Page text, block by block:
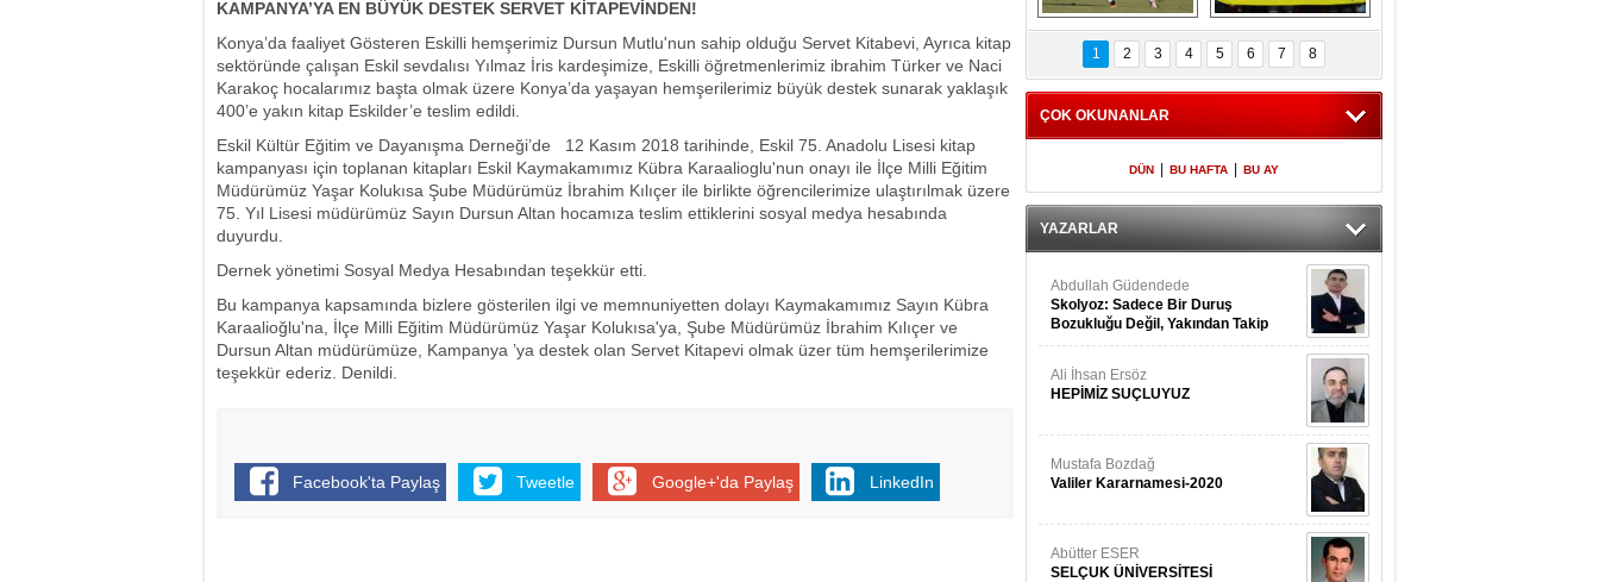
KAMPANYA’YA EN BÜYÜK DESTEK SERVET KİTAPEVİNDEN!
Konya’da faaliyet Gösteren Eskilli hemşerimiz Dursun Mutlu'nun sahip olduğu Servet Kitabevi, Ayrıca kitap
sektöründe çalışan Eskil sevdalısı Yılmaz İris kardeşimize, Eskilli öğretmenlerimiz ibrahim Türker ve Naci
Karakoç hocalarımız başta olmak üzere Konya’da yaşayan hemşerilerimiz büyük destek sunarak yaklaşık
400’e yakın kitap Eskilder’e teslim edildi.
Eskil Kültür Eğitim ve Dayanışma Derneği’de 12 Kasım 2018 tarihinde, Eskil 75. Anadolu Lisesi kitap
kampanyası için toplanan kitapları Eskil Kaymakamımız Kübra Karaalioglu'nun onayı ile İlçe Milli Eğitim
Müdürümüz Yaşar Kolukısa Şube Müdürümüz İbrahim Kılıçer ile birlikte öğrencilerimize ulaştırılmak üzere
75. Yıl Lisesi müdürümüz Sayın Dursun Altan hocamıza teslim ettiklerini sosyal medya hesabında
duyurdu.
Dernek yönetimi Sosyal Medya Hesabından teşekkür etti.
Bu kampanya kapsamında bizlere gösterilen ilgi ve memnuniyetten dolayı Kaymakamımız Sayın Kübra
Karaalioğlu'na, İlçe Milli Eğitim Müdürümüz Yaşar Kolukısa'ya, Şube Müdürümüz İbrahim Kılıçer ve
Dursun Altan müdürümüze, Kampanya ’ya destek olan Servet Kitapevi olmak üzer tüm hemşerilerimize
teşekkür ederiz. Denildi.
Facebook'ta Paylaş Tweetle Google+'da Paylaş LinkedIn
Fenerbahçe
Voluntari 3 golle
geçti
Futbolun adresi beş
ülke...
1 2 3 4 5 6 7 8
ÇOK OKUNANLAR
DÜN BU HAFTA BU AY
YAZARLAR
Abdullah Güdendede
Skolyoz: Sadece Bir Duruş
Bozukluğu Değil, Yakından Takip
Gerekir
Ali İhsan Ersöz
HEPİMİZ SUÇLUYUZ
Mustafa Bozdağ
Valiler Kararnamesi-2020
Abütter ESER
SELÇUK ÜNİVERSİTESİ